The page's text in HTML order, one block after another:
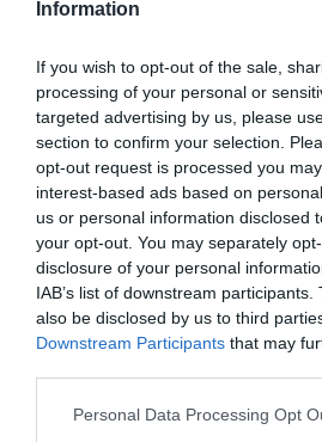
Information
If you wish to opt-out of the sale,
processing of your personal or
targeted advertising by us, please
section to confirm your selection.
opt-out request is processed you
interest-based ads based on
us or personal information disclosed
your opt-out. You may separately
disclosure of your personal
IAB’s list of downstream
also be disclosed by us to third
Downstream Participants that may
Personal Data Processing Opt